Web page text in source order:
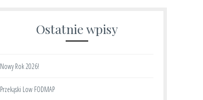
Ostatnie wpisy
Nowy Rok 2026!
Przekąski Low FODMAP